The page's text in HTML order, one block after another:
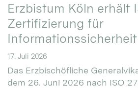
Erzbistum Köln erhält
Zertifizierung für
Informationssicherheit
17. Juli 2026
Das Erzbischöfliche
dem 26. Juni 2026 nach ISO